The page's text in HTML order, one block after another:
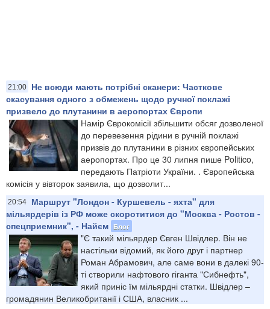
21:00
Не всюди мають потрібні сканери: Часткове
скасування одного з обмежень щодо ручної поклажі
призвело до плутанини в аеропортах Європи
Намір Єврокомісії збільшити обсяг дозволеної
до перевезення рідини в ручній поклажі
призвів до плутанини в різних європейських
аеропортах. Про це 30 липня пише Politico,
передають Патріоти України. . Європейська
комісія у вівторок заявила, що дозволит...
20:54
Маршрут "Лондон - Куршевель - яхта" для
мільярдерів із РФ може скоротитися до "Москва - Ростов -
спецприемник", - Найєм Блог
"Є такий мільярдер Євген Швідлер. Він не
настільки відомий, як його друг і партнер
Роман Абрамович, але саме вони в далекі 90-
ті створили нафтового гіганта "Сибнефть",
який приніс їм мільярдні статки. Швідлер –
громадянин Великобританії і США, власник ...